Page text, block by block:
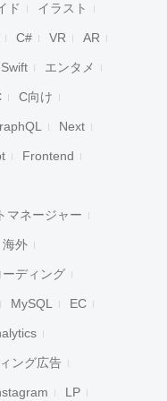
ド イラスト
C# VR AR
Swift エンタメ
C向け
Next
Frontend
マネージャー
海外
ーディング
MySQL EC
ング広告
LP